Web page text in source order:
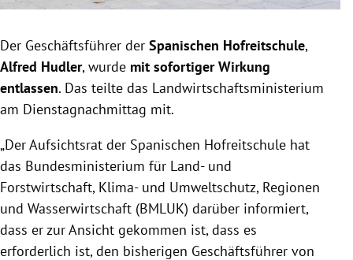
Untermenü
Untermenü
Der Geschäftsführer der Spanischen Hofreitschule,
Alfred Hudler, wurde mit sofortiger Wirkung
entlassen. Das teilte das Landwirtschaftsministerium
am Dienstagnachmittag mit.
„Der Aufsichtsrat der Spanischen Hofreitschule hat
das Bundesministerium für Land- und
Forstwirtschaft, Klima- und Umweltschutz, Regionen
und Wasserwirtschaft (BMLUK) darüber informiert,
dass er zur Ansicht gekommen ist, dass es
erforderlich ist, den bisherigen Geschäftsführer von